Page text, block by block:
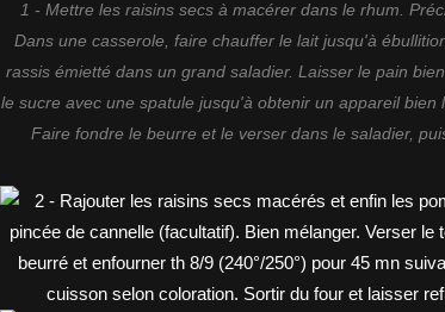
1 - Mettre les raisins secs à macérer dans le rhum.
Dans une casserole, faire chauffer le lait jusqu'à
rassis émietté dans un grand saladier. Laisser le pain
le sucre avec une spatule jusqu'à obtenir un appareil bien
Faire fondre le beurre et le verser dans le saladier,